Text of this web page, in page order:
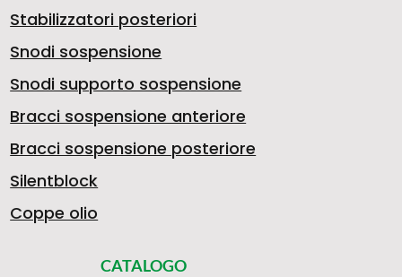
Stabilizzatori posteriori
Snodi sospensione
Snodi supporto sospensione
Bracci sospensione anteriore
Bracci sospensione posteriore
Silentblock
Coppe olio
CATALOGO